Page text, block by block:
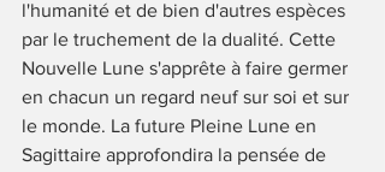
l'humanité et de bien d'autres espèces
par le truchement de la dualité. Cette
Nouvelle Lune s'apprête à faire germer
en chacun un regard neuf sur soi et sur
le monde. La future Pleine Lune en
Sagittaire approfondira la pensée de